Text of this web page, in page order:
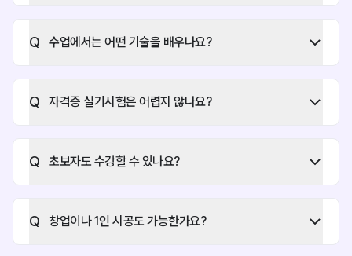
건설기술인협회에서 발급하는
두 가지 공통 경력 사항으로 인정되어
초급기술자 이상으로
Q 수업에서는 어떤 기술을 배우나요?
Q 자격증 실기시험은 어렵지 않나요?
Q 초보자도 수강할 수 있나요?
Q 창업이나 1인 시공도 가능한가요?